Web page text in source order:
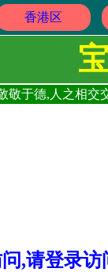
香港区
敬于德,人之相
问,请登录